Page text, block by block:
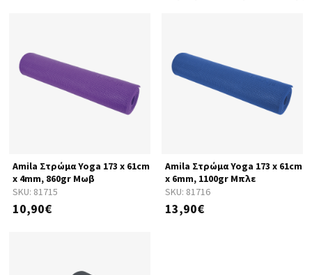
SKU: 81715
Amila Στρώμα Yoga 173 x 61cm
x 4mm, 860gr Μωβ
10,90€
SKU: 81716
Amila Στρώμα Yoga 173 x 61cm
x 6mm, 1100gr Μπλε
13,90€